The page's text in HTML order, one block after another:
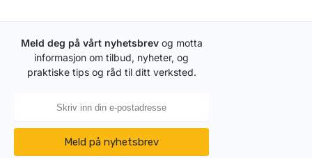
Meld deg på vårt nyhetsbrevog motta
informasjon om tilbud, nyheter, og
praktiske tips og råd til ditt verksted.
Meld på nyhetsbrev